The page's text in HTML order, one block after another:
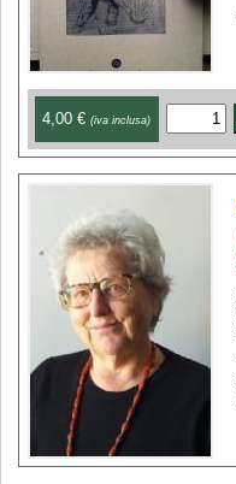
4,00 € (iva inclusa)